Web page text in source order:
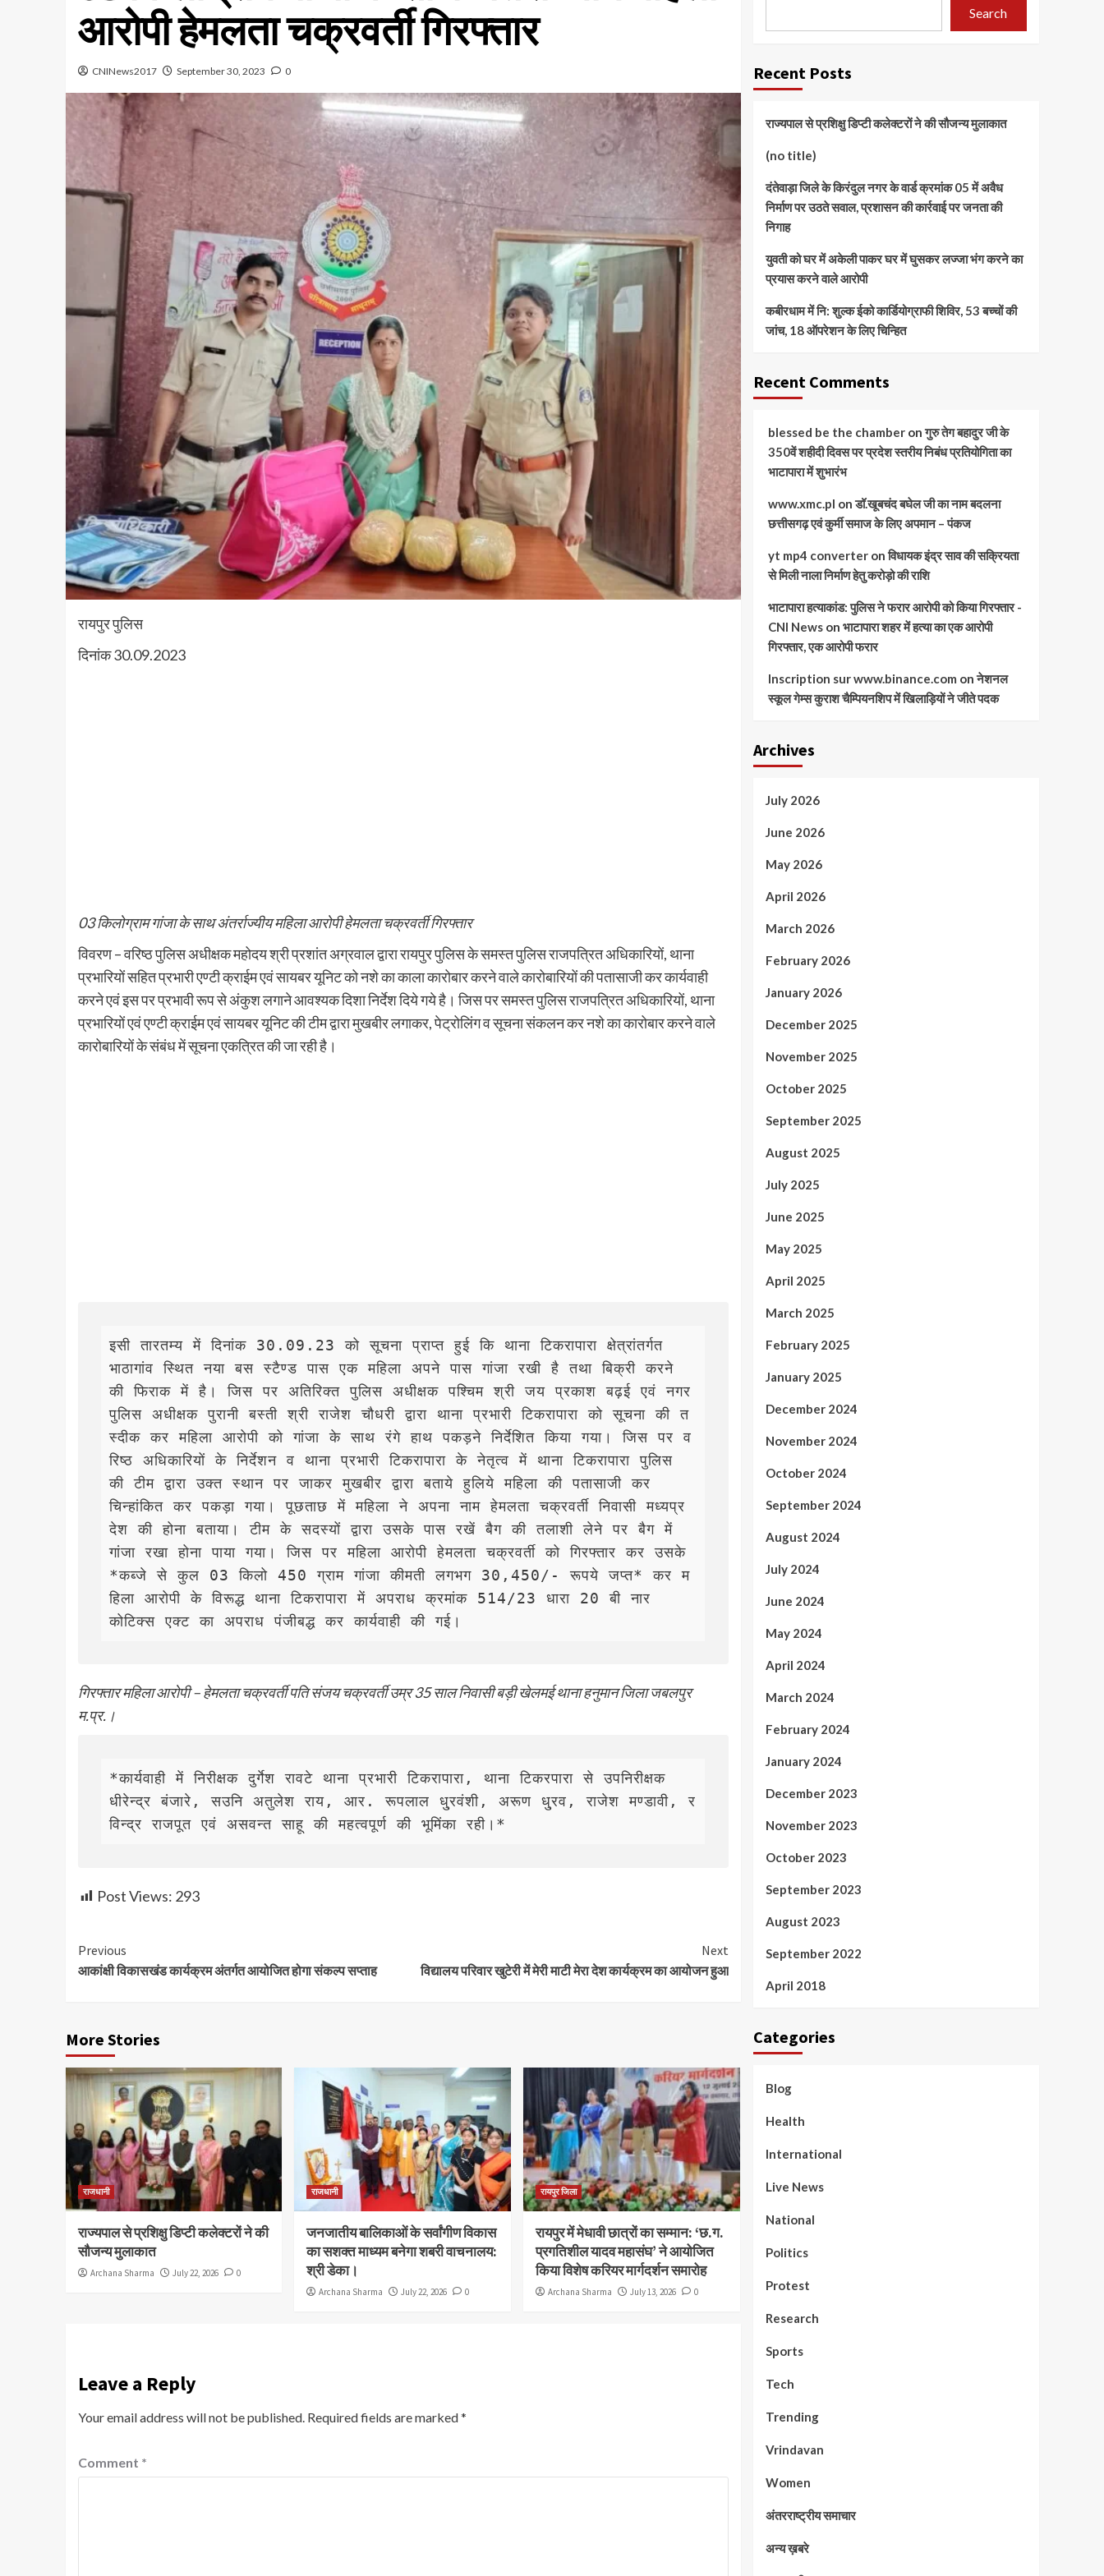
आरोपी हेमलता चक्रवर्ती गिरफ्तार
CNINews2017 September 30, 2023 0
रायपुर पुलिस
दिनांक 30.09.2023
03 किलोग्राम गांजा के साथ अंतर्राज्यीय महिला आरोपी हेमलता चक्रवर्ती गिरफ्तार
विवरण – वरिष्ठ पुलिस अधीक्षक महोदय श्री प्रशांत अग्रवाल द्वारा रायपुर पुलिस के समस्त पुलिस राजपत्रित अधिकारियों, थाना
प्रभारियों सहित प्रभारी एण्टी क्राईम एवं सायबर यूनिट को नशे का काला कारोबार करने वाले कारोबारियों की पतासाजी कर कार्यवाही
करने एवं इस पर प्रभावी रूप से अंकुश लगाने आवश्यक दिशा निर्देश दिये गये है। जिस पर समस्त पुलिस राजपत्रित अधिकारियों, थाना
प्रभारियों एवं एण्टी क्राईम एवं सायबर यूनिट की टीम द्वारा मुखबीर लगाकर, पेट्रोलिंग व सूचना संकलन कर नशे का कारोबार करने वाले
कारोबारियों के संबंध में सूचना एकत्रित की जा रही है।
इसी तारतम्य में दिनांक 30.09.23 को सूचना प्राप्त हुई कि थाना टिकरापारा क्षेत्रांतर्गत
भाठागांव स्थित नया बस स्टैण्ड पास एक महिला अपने पास गांजा रखी है तथा बिक्री करने
की फिराक में है। जिस पर अतिरिक्त पुलिस अधीक्षक पश्चिम श्री जय प्रकाश बढ़ई एवं नगर
पुलिस अधीक्षक पुरानी बस्ती श्री राजेश चौधरी द्वारा थाना प्रभारी टिकरापारा को सूचना की त
स्दीक कर महिला आरोपी को गांजा के साथ रंगे हाथ पकड़ने निर्देशित किया गया। जिस पर व
रिष्ठ अधिकारियों के निर्देशन व थाना प्रभारी टिकरापारा के नेतृत्व में थाना टिकरापारा पुलिस
की टीम द्वारा उक्त स्थान पर जाकर मुखबीर द्वारा बताये हुलिये महिला की पतासाजी कर
चिन्हांकित कर पकड़ा गया। पूछताछ में महिला ने अपना नाम हेमलता चक्रवर्ती निवासी मध्यप्र
देश की होना बताया। टीम के सदस्यों द्वारा उसके पास रखें बैग की तलाशी लेने पर बैग में
गांजा रखा होना पाया गया। जिस पर महिला आरोपी हेमलता चक्रवर्ती को गिरफ्तार कर उसके
*कब्जे से कुल 03 किलो 450 ग्राम गांजा कीमती लगभग 30,450/- रूपये जप्त* कर म
हिला आरोपी के विरूद्ध थाना टिकरापारा में अपराध क्रमांक 514/23 धारा 20 बी नार
कोटिक्स एक्ट का अपराध पंजीबद्ध कर कार्यवाही की गई।
गिरफ्तार महिला आरोपी – हेमलता चक्रवर्ती पति संजय चक्रवर्ती उम्र 35 साल निवासी बड़ी खेलमई थाना हनुमान जिला जबलपुर
म.प्र.।
*कार्यवाही में निरीक्षक दुर्गेश रावटे थाना प्रभारी टिकरापारा, थाना टिकरपारा से उपनिरीक्षक
धीरेन्द्र बंजारे, सउनि अतुलेश राय, आर. रूपलाल धु्रवंशी, अरूण धु्रव, राजेश मण्डावी, र
विन्द्र राजपूत एवं असवन्त साहू की महत्वपूर्ण की भूमिंका रही।*
Post Views: 293
Continue
Reading
Previous
आकांक्षी विकासखंड कार्यक्रम अंतर्गत आयोजित होगा संकल्प सप्ताह
Next
विद्यालय परिवार खुटेरी में मेरी माटी मेरा देश कार्यक्रम का आयोजन हुआ
More Stories
राजधानी
राज्यपाल से प्रशिक्षु डिप्टी कलेक्टरों ने की
सौजन्य मुलाकात
Archana Sharma July 22, 2026 0
राजधानी
जनजातीय बालिकाओं के सर्वांगीण विकास
का सशक्त माध्यम बनेगा शबरी वाचनालय:
श्री डेका।
Archana Sharma July 22, 2026 0
रायपुर जिला
रायपुर में मेधावी छात्रों का सम्मान: ‘छ.ग.
प्रगतिशील यादव महासंघ’ ने आयोजित
किया विशेष करियर मार्गदर्शन समारोह
Archana Sharma July 13, 2026 0
Leave a Reply
Your email address will not be published. Required fields are marked*
Comment *
Search
Recent Posts
राज्यपाल से प्रशिक्षु डिप्टी कलेक्टरों ने की सौजन्य मुलाकात
(no title)
दंतेवाड़ा जिले के किरंदुल नगर के वार्ड क्रमांक 05 में अवैध
निर्माण पर उठते सवाल, प्रशासन की कार्रवाई पर जनता की
निगाह
युवती को घर में अकेली पाकर घर में घुसकर लज्जा भंग करने का
प्रयास करने वाले आरोपी
कबीरधाम में नि: शुल्क ईको कार्डियोग्राफी शिविर, 53 बच्चों की
जांच, 18 ऑपरेशन के लिए चिन्हित
Recent Comments
blessed be the chamberonगुरु तेग बहादुर जी के
350वें शहीदी दिवस पर प्रदेश स्तरीय निबंध प्रतियोगिता का
भाटापारा में शुभारंभ
www.xmc.pl onडॉ.खूबचंद बघेल जी का नाम बदलना
छत्तीसगढ़ एवं कुर्मी समाज के लिए अपमान – पंकज
yt mp4 converteronविधायक इंद्र साव की सक्रियता
से मिली नाला निर्माण हेतु करोड़ो की राशि
भाटापारा हत्याकांड: पुलिस ने फरार आरोपी को किया गिरफ्तार -
CNI Newson भाटापारा शहर में हत्या का एक आरोपी
गिरफ्तार, एक आरोपी फरार
Inscription sur www.binance.com onनेशनल
स्कूल गेम्स कुराश चैम्पियनशिप में खिलाड़ियों ने जीते पदक
Archives
July 2026
June 2026
May 2026
April 2026
March 2026
February 2026
January 2026
December 2025
November 2025
October 2025
September 2025
August 2025
July 2025
June 2025
May 2025
April 2025
March 2025
February 2025
January 2025
December 2024
November 2024
October 2024
September 2024
August 2024
July 2024
June 2024
May 2024
April 2024
March 2024
February 2024
January 2024
December 2023
November 2023
October 2023
September 2023
August 2023
September 2022
April 2018
Categories
Blog
Health
International
Live News
National
Politics
Protest
Research
Sports
Tech
Trending
Vrindavan
Women
अंतरराष्ट्रीय समाचार
अन्य ख़बरे